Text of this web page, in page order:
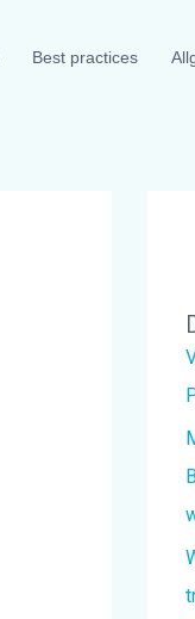
Best practices